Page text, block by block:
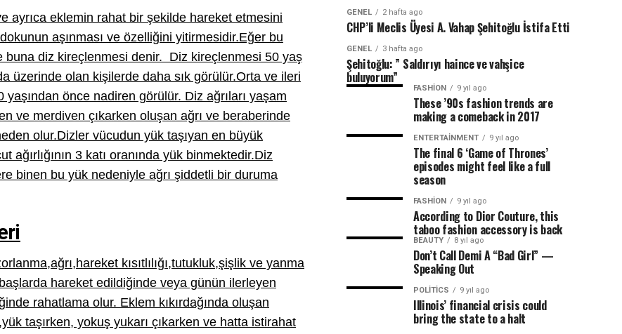
ayrıca eklemin rahat bir şekilde hareket etmesini
aşınması ve özelliğini yitirmesidir.Eğer bu
buna diz kireçlenmesi denir. Diz kireçlenmesi 50 yaş
üzerinde olan kişilerde daha sık görülür.Orta ve ileri
yaşından önce nadiren görülür. Diz ağrıları yaşam
ve merdiven çıkarken oluşan ağrı ve beraberinde
olur.Dizler vücudun yük taşıyan en büyük
ağırlığının 3 katı oranında yük binmektedir.Diz
binen bu yük nedeniyle ağrı şiddetli bir duruma
kısıtlılığı,tutukluk,şişlik ve yanma
hareket edildiğinde veya günün ilerleyen
rahatlama olur. Eklem kıkırdağında oluşan
taşırken, yokuş yukarı çıkarken ve hatta istirahat
GENEL 2 hafta ago
CHP’li Meclis Üyesi A. Vahap Şehitoğlu İstifa Etti
GENEL 3 hafta ago
Şehitoğlu: ” Saldırıyı haince ve vahşice
buluyorum”
FASHION 9 yıl ago
These ’90s fashion trends are
making a comeback in 2017
ENTERTAINMENT 9 yıl ago
The final 6 ‘Game of Thrones’
episodes might feel like a full
season
FASHION 9 yıl ago
According to Dior Couture, this
taboo fashion accessory is back
BEAUTY 8 yıl ago
Don’t Call Demi A “Bad Girl” —
Speaking Out
POLITICS 9 yıl ago
Illinois’ financial crisis could
bring the state to a halt